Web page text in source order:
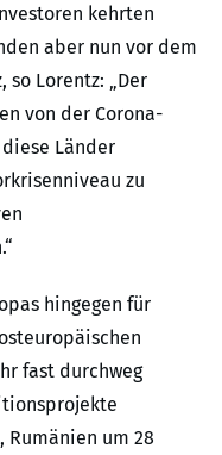
kehrten
aber nun vor dem
Lorentz: „Der
von der Corona-
Länder
zu
hingegen für
fast durchweg
Rumänien um 28